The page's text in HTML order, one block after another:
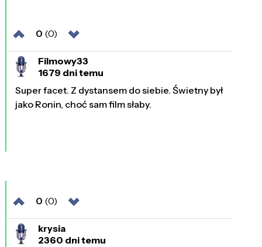
0 (0)
Filmowy33
1679 dni temu
Super facet. Z dystansem do siebie. Świetny był
jako Ronin, choć sam film słaby.
0 (0)
krysia
2360 dni temu